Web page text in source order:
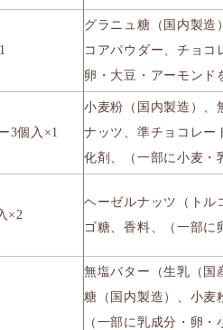
グラニュ糖（国内製造
コアパウダー、チョコ
卵・大豆・アーモンド
3個入×1
小麦粉（国内製造）、
ナッツ、準チョコレー
化剤、（一部に小麦・
×2
ヘーゼルナッツ（トル
ゴ糖、香料、（一部に
無塩バター（生乳（国
糖（国内製造）、小麦
（一部に乳成分・卵・